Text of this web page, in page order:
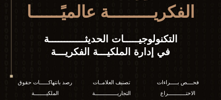
الفكريـــــــــة عالميًــــــا
التكنولوجيـــــات الحديثــــــــــــة
في إدارة الملكيـــة الفكريـــة
فحــــص بـــــراءات
الاختــــــــــــراع
تصنيف العلامــات
التجاريـــــــــــــــة
رصد بانتهاكــــــات حقوق
الملكيــــــــة